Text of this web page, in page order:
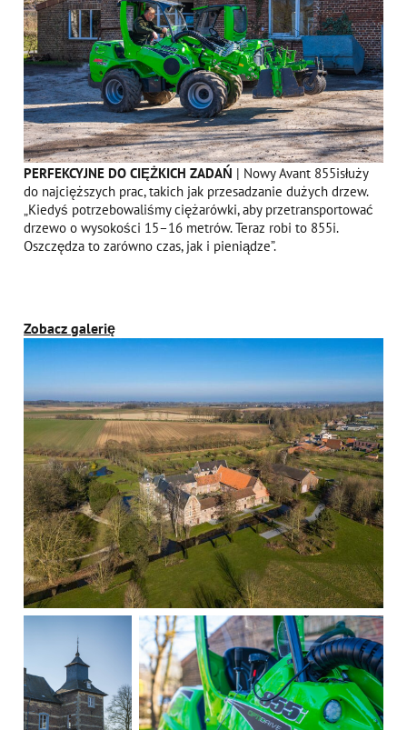
PERFEKCYJNE DO CIĘŻKICH ZADAŃ | Nowy Avant 855isłuży
do najcięższych prac, takich jak przesadzanie dużych drzew.
„Kiedyś potrzebowaliśmy ciężarówki, aby przetransportować
drzewo o wysokości 15–16 metrów. Teraz robi to 855i.
Oszczędza to zarówno czas, jak i pieniądze”.
Zobacz galerię